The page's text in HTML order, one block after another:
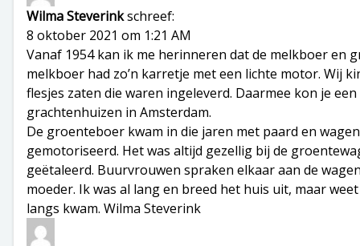
Wilma Steverinkschreef:
8 oktober 2021 om 1:21 AM
Vanaf 1954 kan ik me herinneren dat de melkboer en
melkboer had zo’n karretje met een lichte motor. Wij
flesjes zaten die waren ingeleverd. Daarmee kon je
grachtenhuizen in Amsterdam.
De groenteboer kwam in die jaren met paard en
gemotoriseerd. Het was altijd gezellig bij de
geëtaleerd. Buurvrouwen spraken elkaar aan de
moeder. Ik was al lang en breed het huis uit, maar
langs kwam. Wilma Steverink